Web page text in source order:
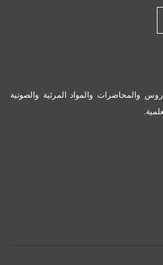
والمحاضرات والمواد المرئية والصوتية